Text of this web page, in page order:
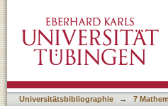
Universitätsbibliographie → 7